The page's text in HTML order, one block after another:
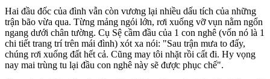
Hai đầu đốc của đình vẫn còn vương lại nhiều dấu tích của những
trận bão vừa qua. Từng mảng ngói lớn, rơi xuống vỡ vụn nằm ngổn
ngang dưới chân tường. Cụ Sệ cầm đầu của 1 con nghê (vốn nó là 1
chi tiết trang trí trên mái đình) xót xa nói: "Sau trận mưa to đấy,
chúng rơi xuống đất hết cả. Cũng may tôi nhặt rồi cất đi. Hy vọng
nay mai trùng tu lại đầu con nghê này sẽ được phục chế".